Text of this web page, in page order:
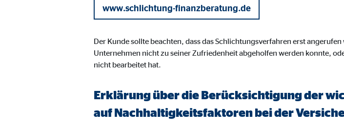
www.schlichtung-finanzberatung.de
Der Kunde sollte beachten, dass das Schlichtungsverfahren erst
Unternehmen nicht zu seiner Zufriedenheit abgeholfen werden konnte,
nicht bearbeitet hat.
Erklärung über die Berücksichtigung der
auf Nachhaltigkeitsfaktoren bei der
24 Monate
provenexpert
Zweck: Darstellung des Bewertungssiegel
Cookie Laufzeit: 30 Tage